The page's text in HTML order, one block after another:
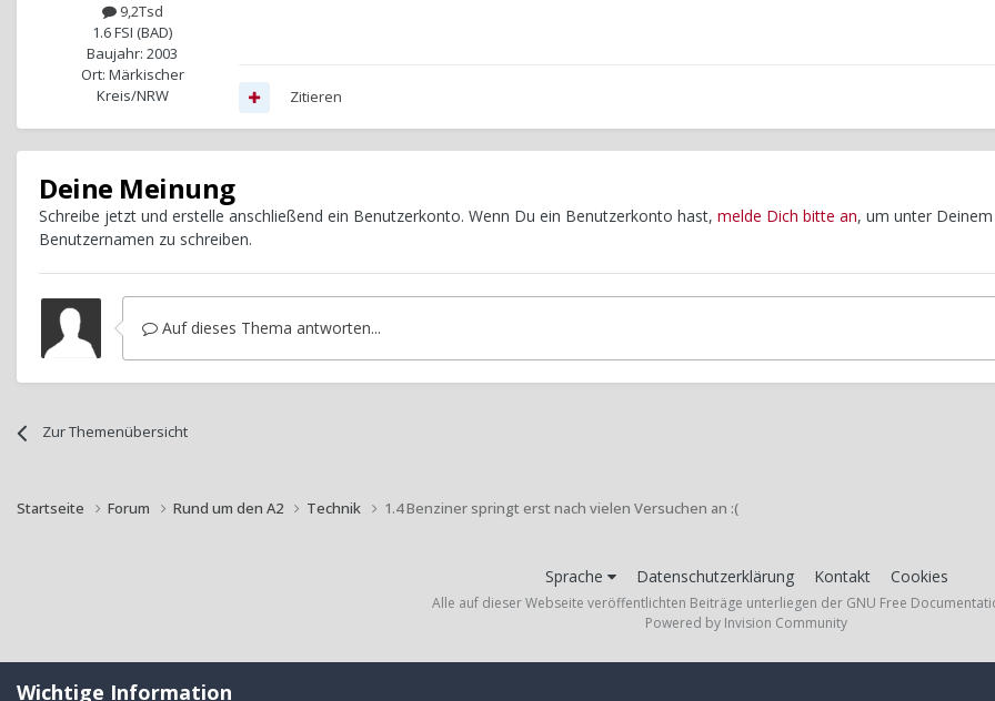
9,2Tsd
1.6 FSI (BAD)
Baujahr: 2003
Ort: Märkischer
Kreis/NRW
Zitieren
Deine Meinung
Schreibe jetzt und erstelle anschließend ein Benutzerkonto. Wenn Du ein Benutzerkonto hast, melde Dich bitte an, um unter Deinem
Benutzernamen zu schreiben.
Auf dieses Thema antworten...
Zur Themenübersicht
Startseite Forum Rund um den A2 Technik 1.4 Benziner springt erst nach vielen Versuchen an :(
Sprache Datenschutzerklärung Kontakt Cookies
Alle auf dieser Webseite veröffentlichten Beiträge unterliegen der GNU Free
Powered by Invision Community
Wichtige Information